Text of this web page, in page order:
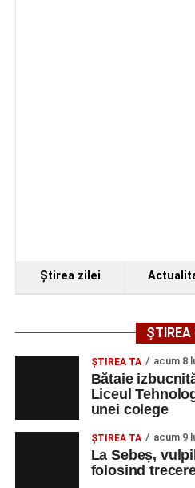
Ştirea zilei
ȘTIREA
ŞTIREA TA acum 8
Bătaie
Liceul
unei colege
ŞTIREA TA acum 9
La Sebeș,
folosind